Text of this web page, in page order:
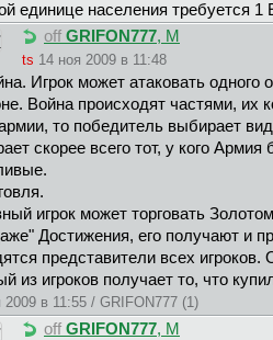
единице населения требуется
off GRIFON777, М
ts 14 ноя 2009 в 11:48
Игрок может атаковать одного
Война происходят частями, их
то победитель выбирает
скорее всего тот, у кого
игрок может торговать
Достижения, его получают и
представители всех
из игроков получает то, что
2009 в 11:55 / GRIFON777 (1)
off GRIFON777, М